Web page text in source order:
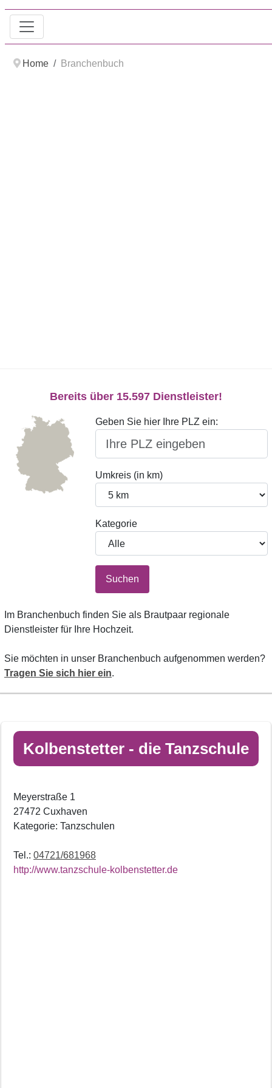
Home Branchenbuch
Bereits über 15.597 Dienstleister!
Geben Sie hier Ihre PLZ ein:
Umkreis (in km)
Kategorie
Suchen
Im Branchenbuch finden Sie als Brautpaar regionale
Dienstleister für Ihre Hochzeit.
Sie möchten in unser Branchenbuch aufgenommen werden?
Tragen Sie sich hier ein.
Kolbenstetter - die Tanzschule
Meyerstraße 1
27472 Cuxhaven
Kategorie: Tanzschulen
Tel.: 04721/681968
http://www.tanzschule-kolbenstetter.de